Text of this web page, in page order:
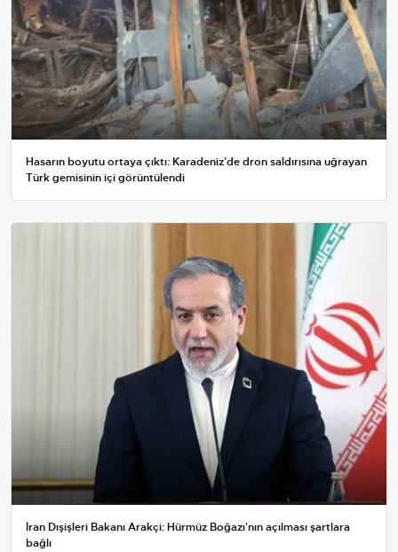
Hasarın boyutu ortaya çıktı: Karadeniz'de dron saldırısına uğrayan
Türk gemisinin içi görüntülendi
İran Dışişleri Bakanı Arakçi: Hürmüz Boğazı'nın açılması şartlara
bağlı